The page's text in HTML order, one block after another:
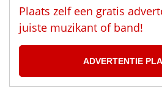
Plaats zelf een gratis
juiste muzikant of band!
ADVERTENTIE